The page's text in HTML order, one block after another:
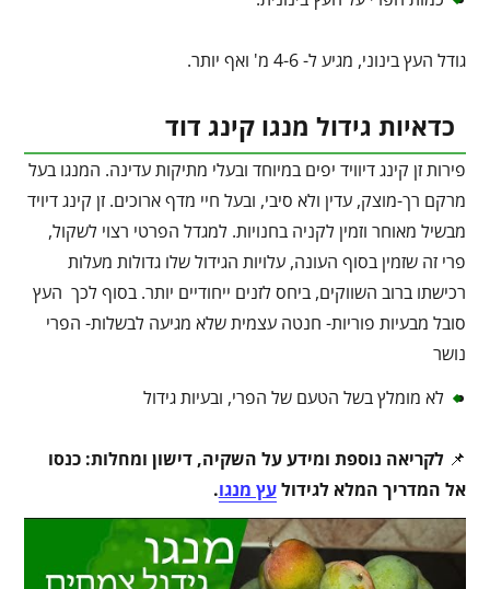
גודל העץ בינוני, מגיע ל- 4-6 מ' ואף יותר.
כדאיות גידול מנגו קינג דוד
פירות זן קינג דיוויד יפים במיוחד ובעלי מתיקות עדינה. המנגו בעל
מרקם רך-מוצק, עדין ולא סיבי, ובעל חיי מדף ארוכים. זן קינג דיויד
מבשיל מאוחר וזמין לקניה בחנויות. למגדל הפרטי רצוי לשקול,
פרי זה שזמין בסוף העונה, עלויות הגידול שלו גדולות מעלות
רכישתו ברוב השווקים, ביחס לזנים ייחודיים יותר. בסוף לכך העץ
סובל מבעיות פוריות- חנטה עצמית שלא מגיעה לבשלות- הפרי
נושר
לא מומלץ בשל הטעם של הפרי, ובעיות גידול
📌לקריאה נוספת ומידע על השקיה, דישון ומחלות: כנסו
אל המדריך המלא לגידולעץ מנגו.